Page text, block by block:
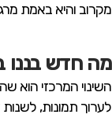
מקרוב והיא באמת
מה חדש בננו
השינוי המרכזי הוא
לערוך תמונות,